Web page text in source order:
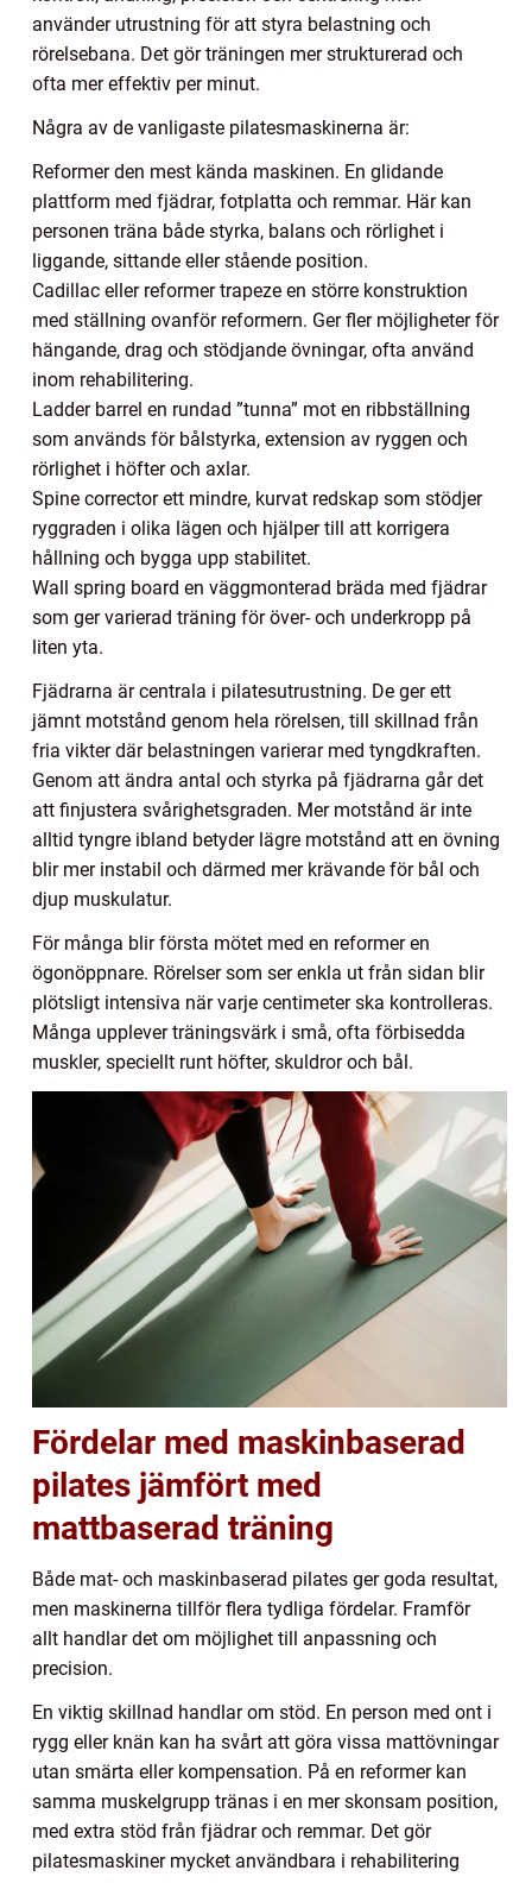
använder utrustning för att styra belastning och
rörelsebana. Det gör träningen mer strukturerad och
ofta mer effektiv per minut.
Några av de vanligaste pilatesmaskinerna är:
Reformer den mest kända maskinen. En glidande
plattform med fjädrar, fotplatta och remmar. Här kan
personen träna både styrka, balans och rörlighet i
liggande, sittande eller stående position.
Cadillac eller reformer trapeze en större konstruktion
med ställning ovanför reformern. Ger fler möjligheter för
hängande, drag och stödjande övningar, ofta använd
inom rehabilitering.
Ladder barrel en rundad ”tunna” mot en ribbställning
som används för bålstyrka, extension av ryggen och
rörlighet i höfter och axlar.
Spine corrector ett mindre, kurvat redskap som stödjer
ryggraden i olika lägen och hjälper till att korrigera
hållning och bygga upp stabilitet.
Wall spring board en väggmonterad bräda med fjädrar
som ger varierad träning för över- och underkropp på
liten yta.
Fjädrarna är centrala i pilatesutrustning. De ger ett
jämnt motstånd genom hela rörelsen, till skillnad från
fria vikter där belastningen varierar med tyngdkraften.
Genom att ändra antal och styrka på fjädrarna går det
att finjustera svårighetsgraden. Mer motstånd är inte
alltid tyngre ibland betyder lägre motstånd att en övning
blir mer instabil och därmed mer krävande för bål och
djup muskulatur.
För många blir första mötet med en reformer en
ögonöppnare. Rörelser som ser enkla ut från sidan blir
plötsligt intensiva när varje centimeter ska kontrolleras.
Många upplever träningsvärk i små, ofta förbisedda
muskler, speciellt runt höfter, skuldror och bål.
Fördelar med maskinbaserad
pilates jämfört med
mattbaserad träning
Både mat- och maskinbaserad pilates ger goda resultat,
men maskinerna tillför flera tydliga fördelar. Framför
allt handlar det om möjlighet till anpassning och
precision.
En viktig skillnad handlar om stöd. En person med ont i
rygg eller knän kan ha svårt att göra vissa mattövningar
utan smärta eller kompensation. På en reformer kan
samma muskelgrupp tränas i en mer skonsam position,
med extra stöd från fjädrar och remmar. Det gör
pilatesmaskiner mycket användbara i rehabilitering